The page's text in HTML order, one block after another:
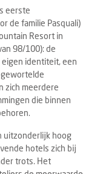
eerste
de familie Pasquali)
Resort in
98/100): de
identiteit, een
zich meerdere
die binnen
uitzonderlijk hoog
hotels zich bij
trots. Het